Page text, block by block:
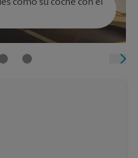
como su coche con el